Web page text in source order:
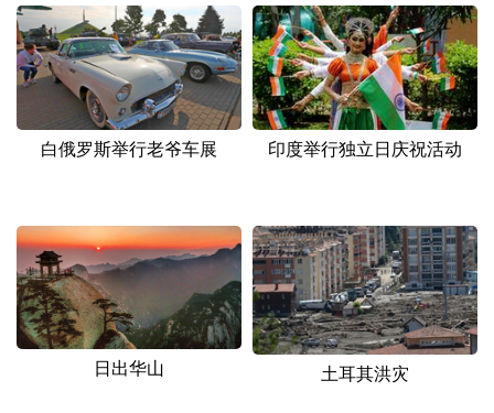
北京 天津 河北 山西
辽宁 吉林 上海 江苏
浙江 安徽 福建 江西
山东 河南 湖北 湖南
四川 贵州 云南 西藏
陕西 甘肃 青海 宁夏
新疆 内蒙古 黑龙江
白俄罗斯举行老爷车展 印度举行独立日庆祝活动
日出华山 土耳其洪灾